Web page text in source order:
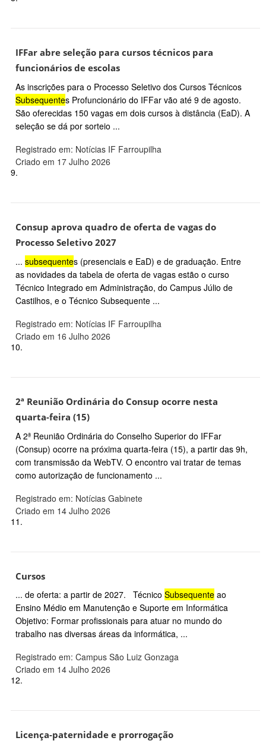
IFFar abre seleção para cursos técnicos para
funcionários de escolas
As inscrições para o Processo Seletivo dos Cursos Técnicos
Subsequentes Profuncionário do IFFar vão até 9 de agosto.
São oferecidas 150 vagas em dois cursos à distância (EaD). A
seleção se dá por sorteio ...
Registrado em: Notícias IF Farroupilha
Criado em 17 Julho 2026
9.
Consup aprova quadro de oferta de vagas do
Processo Seletivo 2027
... subsequentes (presenciais e EaD) e de graduação. Entre
as novidades da tabela de oferta de vagas estão o curso
Técnico Integrado em Administração, do Campus Júlio de
Castilhos, e o Técnico Subsequente ...
Registrado em: Notícias IF Farroupilha
Criado em 16 Julho 2026
10.
2ª Reunião Ordinária do Consup ocorre nesta
quarta-feira (15)
A 2ª Reunião Ordinária do Conselho Superior do IFFar
(Consup) ocorre na próxima quarta-feira (15), a partir das 9h,
com transmissão da WebTV. O encontro vai tratar de temas
como autorização de funcionamento ...
Registrado em: Notícias Gabinete
Criado em 14 Julho 2026
11.
Cursos
... de oferta: a partir de 2027. Técnico Subsequente ao
Ensino Médio em Manutenção e Suporte em Informática
Objetivo: Formar profissionais para atuar no mundo do
trabalho nas diversas áreas da informática, ...
Registrado em: Campus São Luiz Gonzaga
Criado em 14 Julho 2026
12.
Licença-paternidade e prorrogação